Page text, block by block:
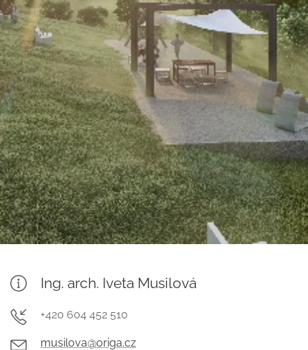
Ing. arch. Iveta Musilová
+420 604 452 510
musilova@origa.cz